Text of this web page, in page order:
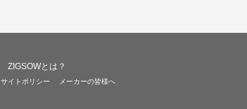
ZIGSOWとは？
サイトポリシー
メーカーの皆様へ